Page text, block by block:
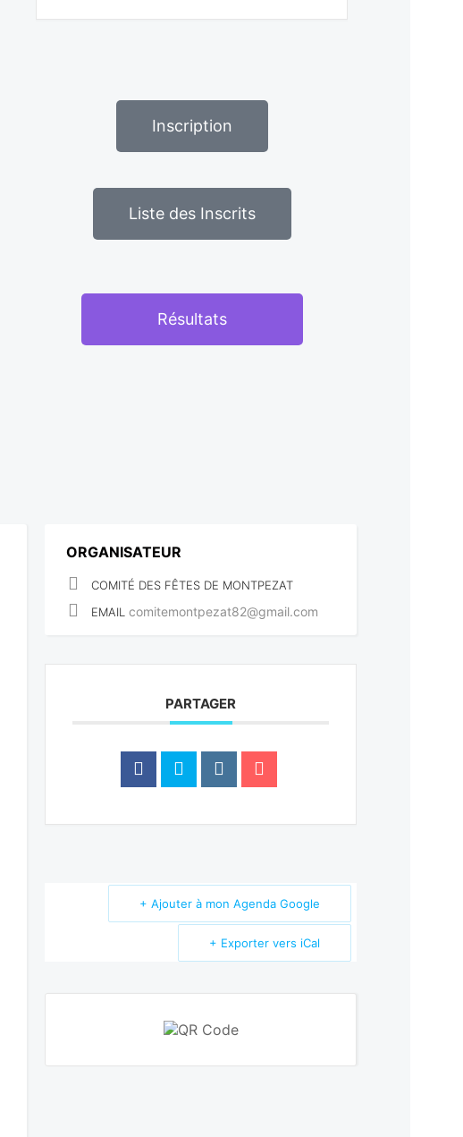
Inscription
Liste des Inscrits
Résultats
ORGANISATEUR
COMITÉ DES FÊTES DE MONTPEZAT
EMAIL comitemontpezat82@gmail.com
PARTAGER
+ Ajouter à mon Agenda Google
+ Exporter vers iCal